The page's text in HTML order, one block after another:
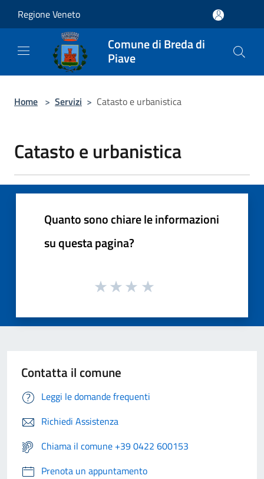
Regione Veneto
Comune di Breda di
Piave
Home > Servizi > Catasto e urbanistica
Catasto e urbanistica
Quanto sono chiare le informazioni
su questa pagina?
Contatta il comune
Leggi le domande frequenti
Richiedi Assistenza
Chiama il comune +39 0422 600153
Prenota un appuntamento